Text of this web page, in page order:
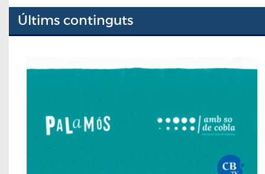
Últims continguts